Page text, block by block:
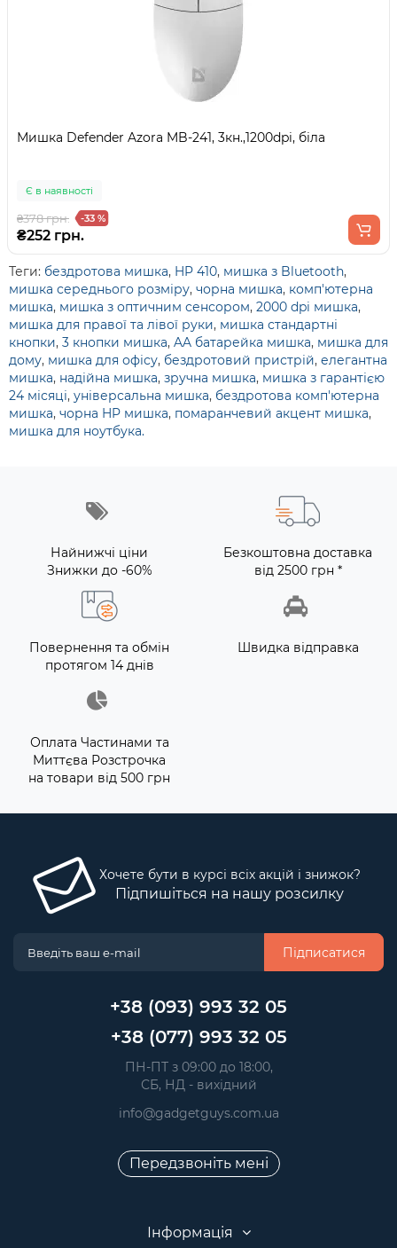
Мишка Defender Azora MB-241, 3кн.,1200dpi, біла
Є в наявності
₴378 грн. -33 %
₴252 грн.
Теги: бездротова мишка, HP 410, мишка з Bluetooth,
мишка середнього розміру, чорна мишка, комп'ютерна
мишка, мишка з оптичним сенсором, 2000 dpi мишка,
мишка для правої та лівої руки, мишка стандартні
кнопки, 3 кнопки мишка, AA батарейка мишка, мишка для
дому, мишка для офісу, бездротовий пристрій, елегантна
мишка, надійна мишка, зручна мишка, мишка з гарантією
24 місяці, універсальна мишка, бездротова комп'ютерна
мишка, чорна HP мишка, помаранчевий акцент мишка,
мишка для ноутбука.
Найнижчі ціни
Знижки до -60%
Безкоштовна доставка
від 2500 грн *
Повернення та обмін
протягом 14 днів
Швидка відправка
Оплата Частинами та
Миттєва Розстрочка
на товари від 500 грн
Хочете бути в курсі всіх акцій і знижок?
Підпишіться на нашу розсилку
Підписатися
+38 (093) 993 32 05
+38 (077) 993 32 05
ПН-ПТ з 09:00 до 18:00,
СБ, НД - вихідний
info@gadgetguys.com.ua
Передзвоніть мені
Інформація